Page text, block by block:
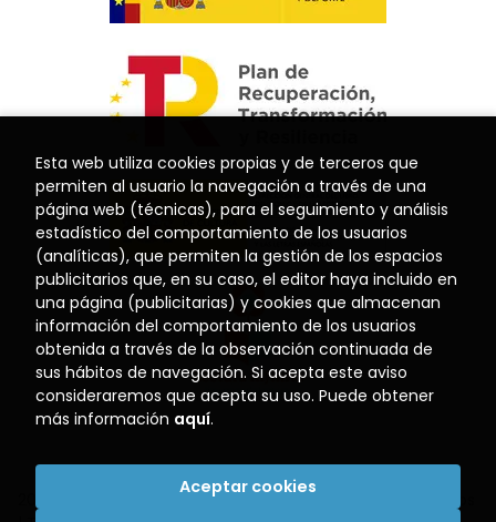
2026 © Librería El Puerto
. Todos los Derechos Reservados
Esta web utiliza cookies propias y de terceros que
permiten al usuario la navegación a través de una
página web (técnicas), para el seguimiento y análisis
estadístico del comportamiento de los usuarios
(analíticas), que permiten la gestión de los espacios
publicitarios que, en su caso, el editor haya incluido en
una página (publicitarias) y cookies que almacenan
información del comportamiento de los usuarios
obtenida a través de la observación continuada de
sus hábitos de navegación. Si acepta este aviso
consideraremos que acepta su uso. Puede obtener
más información aquí.
Aceptar cookies